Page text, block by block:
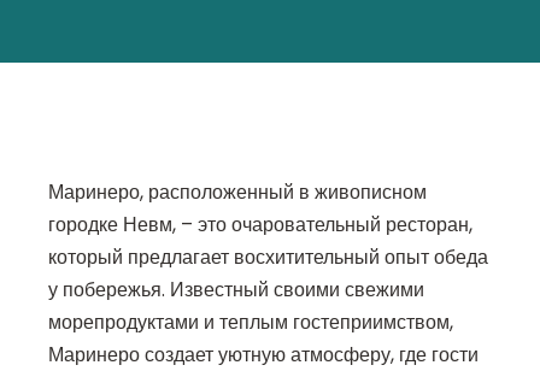
Маринеро, расположенный в живописном
городке Невм, – это очаровательный ресторан,
который предлагает восхитительный опыт обеда
у побережья. Известный своими свежими
морепродуктами и теплым гостеприимством,
Маринеро создает уютную атмосферу, где гости